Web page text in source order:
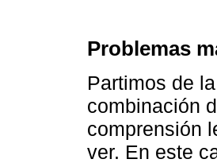
Problemas
Partimos de
combinación
comprensión
ver. En este